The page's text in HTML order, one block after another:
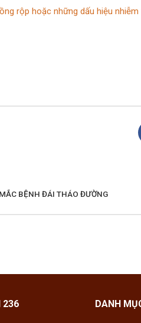
rộp hoặc những dấu hiệu nhiễm
BỆNH ĐÁI THÁO ĐƯỜNG
236 DANH